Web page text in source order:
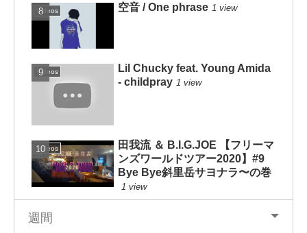
Videos 空音 / One phrase 1 view
Videos
Lil Chucky feat. Young Amida
- childpray 1 view
Videos
田我流 ＆ B.I.G.JOE 【フリーマ
ンズワールドツアー2020】#9
Bye Bye斜里岳サヨナラ〜の巻
1 view
週間